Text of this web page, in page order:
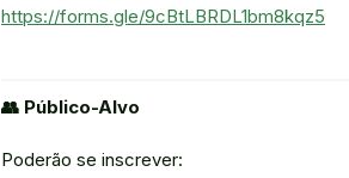
https://forms.gle/9cBtLBRDL1bm8kqz5
👥 Público-Alvo
Poderão se inscrever: